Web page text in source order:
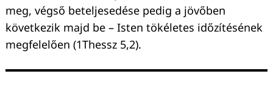
meg, végső beteljesedése pedig a jövőben
következik majd be – Isten tökéletes időzítésének
megfelelően (1Thessz 5,2).